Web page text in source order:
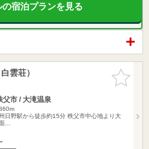
宿泊プランを見る
お気に入
りに追加
雲荘）
父市 / 大滝温泉
日野駅から徒歩約15分 秩父市中心地より大
…